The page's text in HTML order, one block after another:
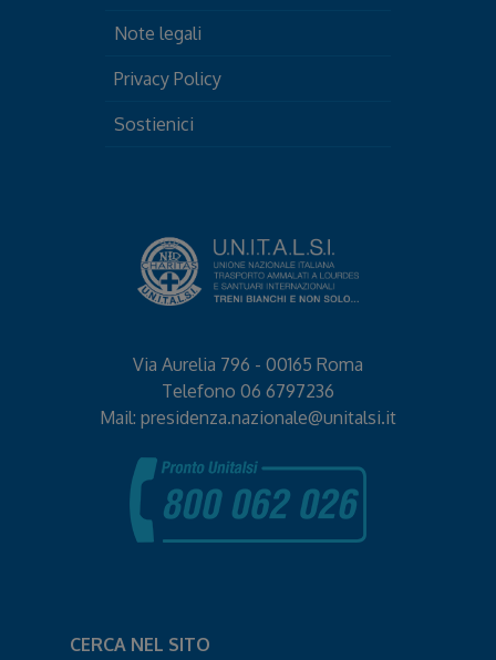
Note legali
Privacy Policy
Sostienici
Via Aurelia 796 - 00165 Roma
Telefono 06 6797236
Mail: presidenza.nazionale@unitalsi.it
CERCA NEL SITO